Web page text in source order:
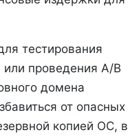
тестирования
или проведения A/B
домена
от опасных
копией ОС, в